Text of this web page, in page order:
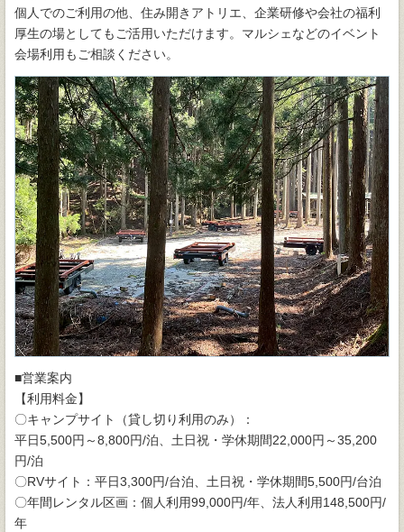
個人でのご利用の他、住み開きアトリエ、企業研修や会社の福利
厚生の場としてもご活用いただけます。マルシェなどのイベント
会場利用もご相談ください。
■営業案内
【利用料金】
〇キャンプサイト（貸し切り利用のみ）：
平日5,500円～8,800円/泊、土日祝・学休期間22,000円～35,200
円/泊
〇RVサイト：平日3,300円/台泊、土日祝・学休期間5,500円/台泊
〇年間レンタル区画：個人利用99,000円/年、法人利用148,500円/
年